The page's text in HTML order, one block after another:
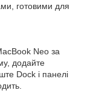
готовими для
Neo за
додайте
Dock і панелі